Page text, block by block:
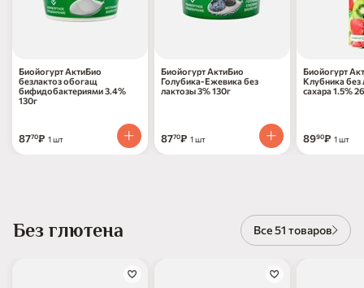
Биойогурт АктиБио
безлактоз обогащ
бифидобактериями 3.4%
130г
8770₽ 1 шт
Биойогурт АктиБио
Голубика-Ежевика без
лактозы 3% 130г
8770₽ 1 шт
Биойогурт
Клубника без
сахара 1.5%
8990₽ 1 шт
Без глютена Все 51 товаров